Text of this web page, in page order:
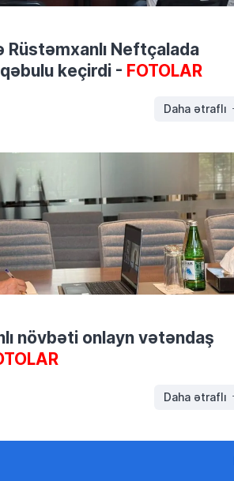
Neftçalada
keçirdi - FOTOLAR
Daha ətraflı
növbəti onlayn vətəndaş
Daha ətraflı